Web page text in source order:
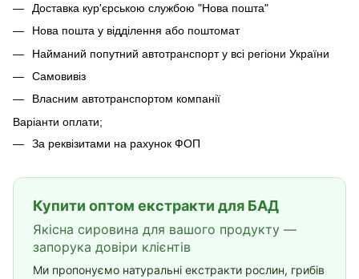
Доставка кур'єрською службою "Нова пошта"
Нова пошта у відділення або поштомат
Найманий попутний автотранспорт у всі регіони України
Самовивіз
Власним автотранспортом компанії
Варіанти оплати;
За реквізитами на рахунок ФОП
Купити оптом екстракти для БАД
Якісна сировина для вашого продукту —
запорука довіри клієнтів
Ми пропонуємо натуральні екстракти рослин, грибів